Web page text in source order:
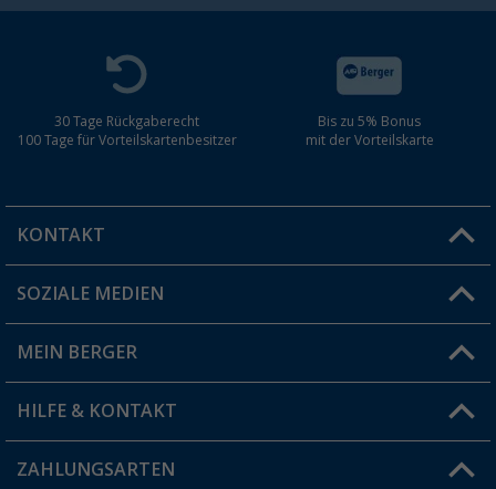
30 Tage Rückgaberecht
100 Tage für Vorteilskartenbesitzer
Bis zu 5% Bonus
mit der Vorteilskarte
KONTAKT
Du hast eine Frage?
Filiale finden
SOZIALE MEDIEN
MEIN BERGER
Vorteilskarte
Blog
HILFE & KONTAKT
FAQ & Kontakt
ZAHLUNGSARTEN